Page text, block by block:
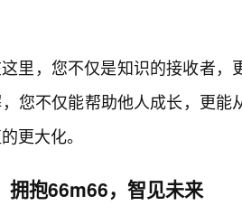
里，您不仅是知识的接收者，
您不仅能帮助他人成长，更
更大化。
拥抱66m66，智见未来